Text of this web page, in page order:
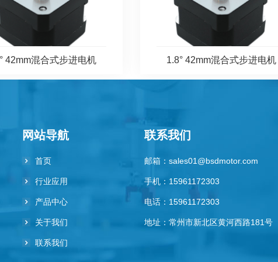
42mm混合式步进电机 1.8° 42mm混合式步进电机
网站导航
首页
行业应用
产品中心
关于我们
联系我们
联系我们
邮箱： sales01@bsdmotor.com
手机： 15961172303
电话： 15961172303
地址： 常州市新北区黄河西路181号